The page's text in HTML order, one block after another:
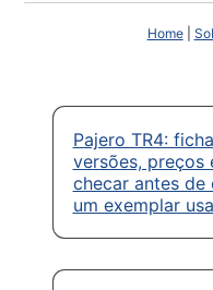
Home|
Pajero TR4:
versões, preços
checar antes de
um exemplar